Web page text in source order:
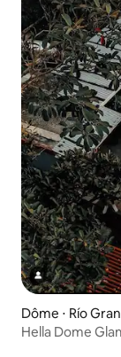
Dôme ⋅ Río
Hella Dome